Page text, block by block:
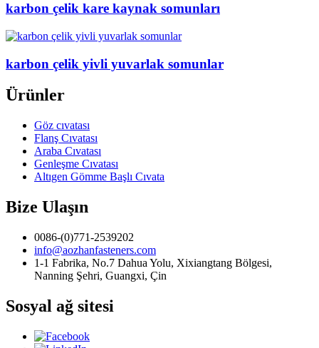
karbon çelik kare kaynak somunları
karbon çelik yivli yuvarlak somunlar
Ürünler
Göz cıvatası
Flanş Cıvatası
Araba Cıvatası
Genleşme Cıvatası
Altıgen Gömme Başlı Cıvata
Bize Ulaşın
0086-(0)771-2539202
info@aozhanfasteners.com
1-1 Fabrika, No.7 Dahua Yolu, Xixiangtang Bölgesi,
Nanning Şehri, Guangxi, Çin
Sosyal ağ sitesi